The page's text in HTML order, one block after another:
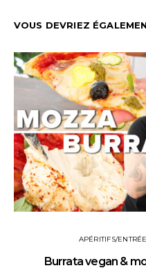
VOUS DEVRIEZ
APÉRITIFS/
Burrata vegan &